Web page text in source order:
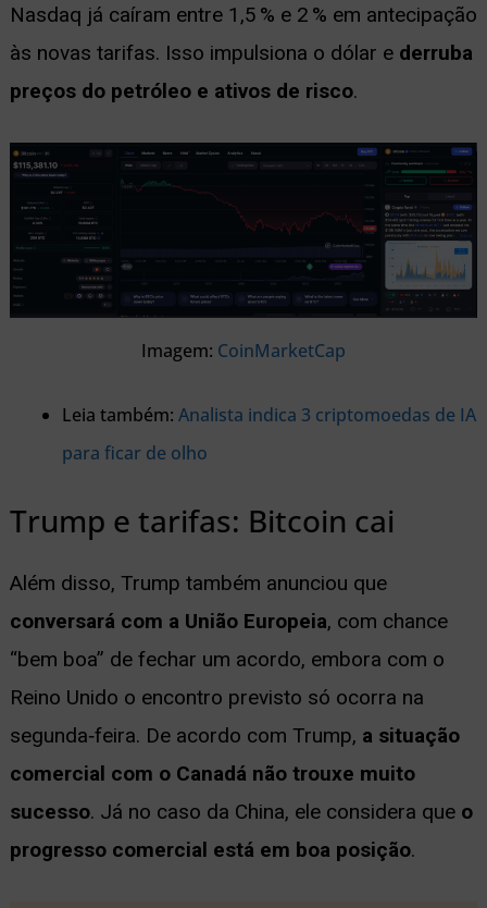
Nasdaq já caíram entre 1,5 % e 2 % em antecipação
às novas tarifas. Isso impulsiona o dólar ederruba
preços do petróleo e ativos de risco.
Imagem: CoinMarketCap
Leia também: Analista indica 3 criptomoedas de IA
para ficar de olho
Trump e tarifas: Bitcoin cai
Além disso, Trump também anunciou que
conversará com a União Europeia, com chance
“bem boa” de fechar um acordo, embora com o
Reino Unido o encontro previsto só ocorra na
segunda‑feira. De acordo com Trump, a situação
comercial com o Canadá não trouxe muito
sucesso. Já no caso da China, ele considera que o
progresso comercial está em boa posição.